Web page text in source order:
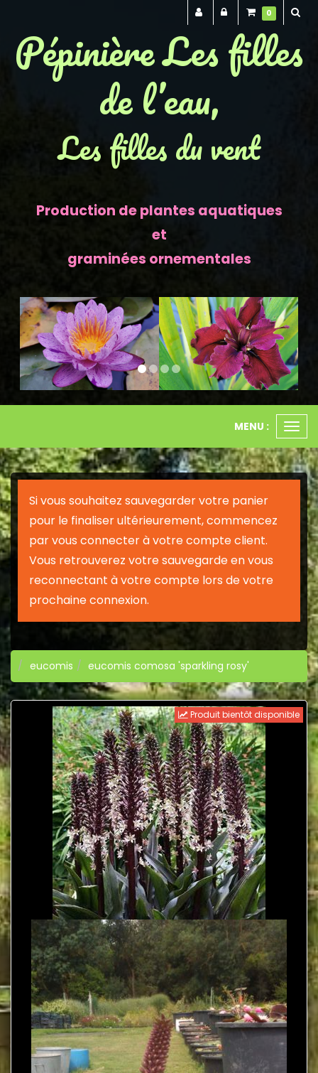
Pépinière Les filles
de l’eau,
Les filles du vent
Production de plantes aquatiques
et
graminées ornementales
Previous Next
le
MENU :
Si vous souhaitez sauvegarder votre panier
pour le finaliser ultérieurement, commencez
par vous connecter à votre compte client.
Vous retrouverez votre sauvegarde en vous
reconnectant à votre compte lors de votre
prochaine connexion.
eucomis eucomis comosa 'sparkling rosy'
Produit bientôt disponible
0